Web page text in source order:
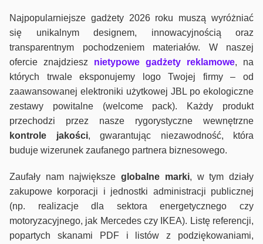
Najpopularniejsze gadżety 2026 roku muszą wyróżniać
się unikalnym designem, innowacyjnością oraz
transparentnym pochodzeniem materiałów. W naszej
ofercie znajdziesz nietypowe gadżety reklamowe, na
których trwale eksponujemy logo Twojej firmy – od
zaawansowanej elektroniki użytkowej JBL po ekologiczne
zestawy powitalne (welcome pack). Każdy produkt
przechodzi przez nasze rygorystyczne wewnętrzne
kontrole jakości, gwarantując niezawodność, która
buduje wizerunek zaufanego partnera biznesowego.
Zaufały nam największeglobalne marki, w tym działy
zakupowe korporacji i jednostki administracji publicznej
(np. realizacje dla sektora energetycznego czy
motoryzacyjnego, jak Mercedes czy IKEA). Listę referencji,
popartych skanami PDF i listów z podziękowaniami,